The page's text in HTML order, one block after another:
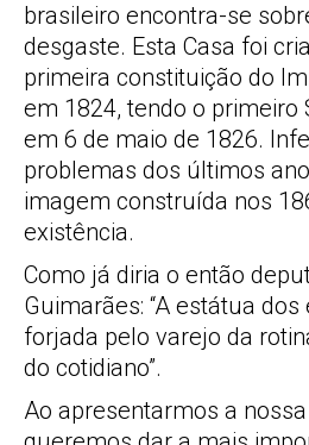
brasileiro encontra-se
desgaste. Esta Casa foi
primeira constituição do
em 1824, tendo o primeiro
em 6 de maio de 1826.
problemas dos últimos
imagem construída nos
existência.
Como já diria o então
Guimarães: “A estátua
forjada pelo varejo da
do cotidiano”.
Ao apresentarmos a